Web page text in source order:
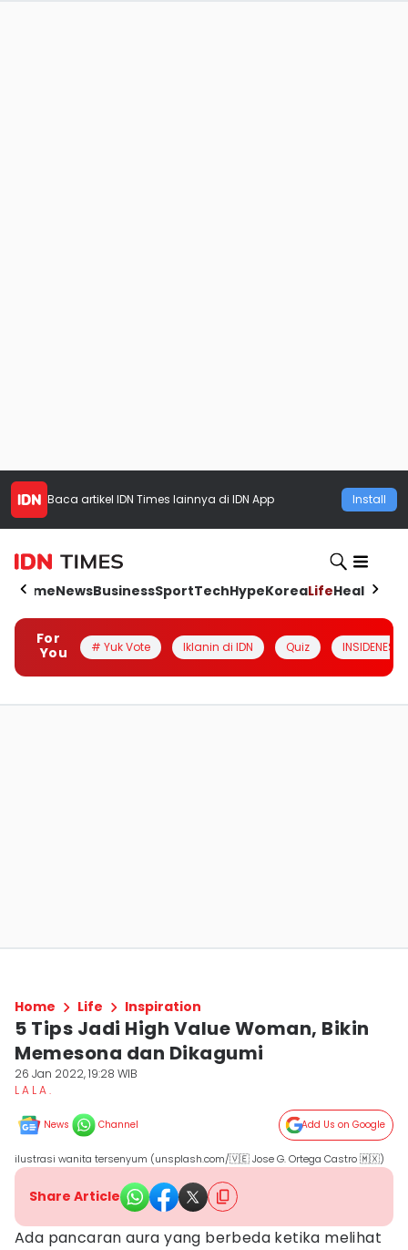
Baca artikel IDN Times lainnya di IDN App Install
HomeNewsBusinessSportTechHypeKoreaLifeHealth
For
You
# Yuk Vote Iklanin di IDN Quiz INSIDENESIA
Home Life Inspiration
5 Tips Jadi High Value Woman, Bikin
Memesona dan Dikagumi
26 Jan 2022, 19:28 WIB
L A L A .
News Channel Add Us on Google
ilustrasi wanita tersenyum (unsplash.com/🇻🇪 Jose G. Ortega Castro 🇲🇽)
Share Article
Ada pancaran aura yang berbeda ketika melihat